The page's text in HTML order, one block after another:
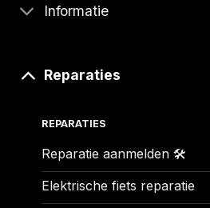
Informatie
Reparaties
REPARATIES
Reparatie aanmelden 🛠️
Elektrische fiets reparatie